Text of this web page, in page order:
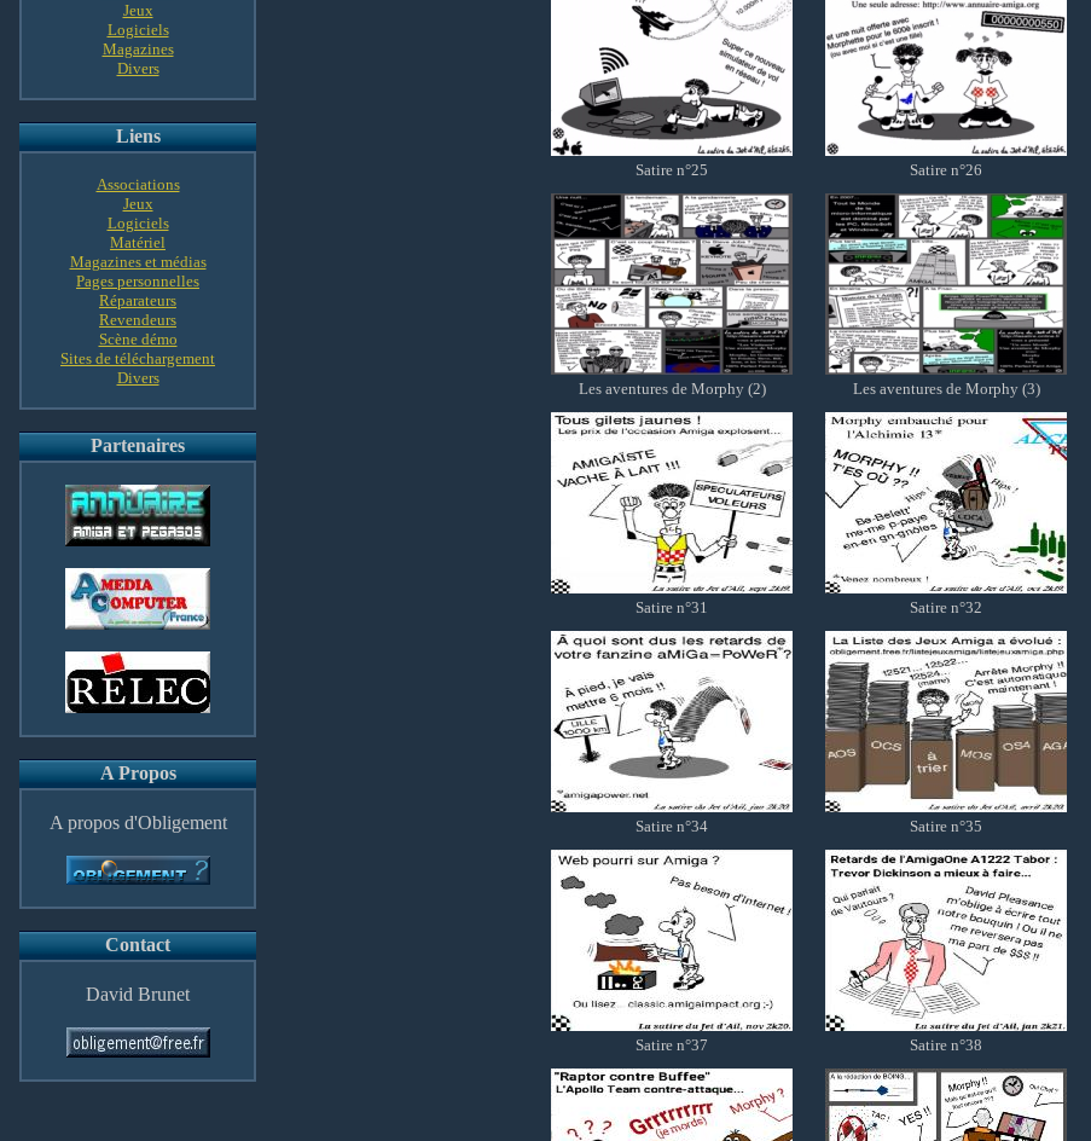
Jeux
Logiciels
Magazines
Divers
Liens
Associations
Jeux
Logiciels
Matériel
Magazines et médias
Pages personnelles
Réparateurs
Revendeurs
Scène démo
Sites de téléchargement
Divers
Partenaires
A Propos
A propos d'Obligement
Contact
David Brunet
Satire n°25 Satire n°26
Les aventures de Morphy (2) Les aventures de Morphy (3)
Satire n°31 Satire n°32
Satire n°34 Satire n°35
Satire n°37 Satire n°38